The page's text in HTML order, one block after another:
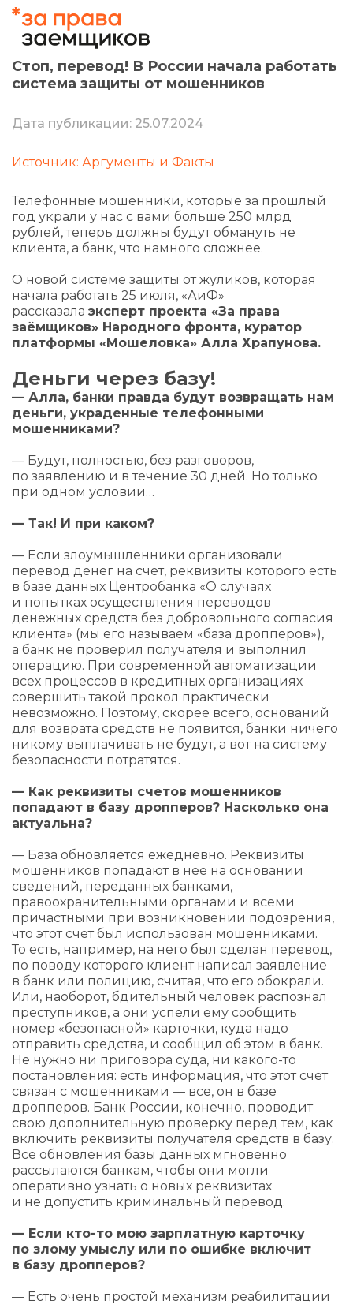
Стоп, перевод! В России начала работать
система защиты от мошенников
Дата публикации: 25.07.2024
Источник: Аргументы и Факты
Телефонные мошенники, которые за прошлый
год украли у нас с вами больше 250 млрд
рублей, теперь должны будут обмануть не
клиента, а банк, что намного сложнее.
О новой системе защиты от жуликов, которая
начала работать 25 июля, «АиФ»
рассказала эксперт проекта «За права
заёмщиков» Народного фронта, куратор
платформы «Мошеловка» Алла Храпунова.
Деньги через базу!
— Алла, банки правда будут возвращать нам
деньги, украденные телефонными
мошенниками?
— Будут, полностью, без разговоров,
по заявлению и в течение 30 дней. Но только
при одном условии…
— Так! И при каком?
— Если злоумышленники организовали
перевод денег на счет, реквизиты которого есть
в базе данных Центробанка «О случаях
и попытках осуществления переводов
денежных средств без добровольного согласия
клиента» (мы его называем «база дропперов»),
а банк не проверил получателя и выполнил
операцию. При современной автоматизации
всех процессов в кредитных организациях
совершить такой прокол практически
невозможно. Поэтому, скорее всего, оснований
для возврата средств не появится, банки ничего
никому выплачивать не будут, а вот на систему
безопасности потратятся.
— Как реквизиты счетов мошенников
попадают в базу дропперов? Насколько она
актуальна?
— База обновляется ежедневно. Реквизиты
мошенников попадают в нее на основании
сведений, переданных банками,
правоохранительными органами и всеми
причастными при возникновении подозрения,
что этот счет был использован мошенниками.
То есть, например, на него был сделан перевод,
по поводу которого клиент написал заявление
в банк или полицию, считая, что его обокрали.
Или, наоборот, бдительный человек распознал
преступников, а они успели ему сообщить
номер «безопасной» карточки, куда надо
отправить средства, и сообщил об этом в банк.
Не нужно ни приговора суда, ни какого-то
постановления: есть информация, что этот счет
связан с мошенниками — все, он в базе
дропперов. Банк России, конечно, проводит
свою дополнительную проверку перед тем, как
включить реквизиты получателя средств в базу.
Все обновления базы данных мгновенно
рассылаются банкам, чтобы они могли
оперативно узнать о новых реквизитах
и не допустить криминальный перевод.
— Если кто-то мою зарплатную карточку
по злому умыслу или по ошибке включит
в базу дропперов?
— Есть очень простой механизм реабилитации